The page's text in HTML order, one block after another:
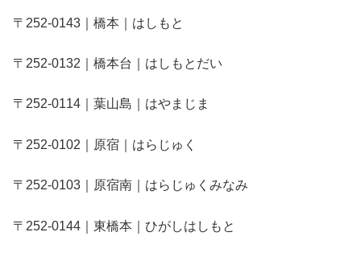
〒252-0143｜橋本｜はしもと
〒252-0132｜橋本台｜はしもとだい
〒252-0114｜葉山島｜はやまじま
〒252-0102｜原宿｜はらじゅく
〒252-0103｜原宿南｜はらじゅくみなみ
〒252-0144｜東橋本｜ひがしはしもと